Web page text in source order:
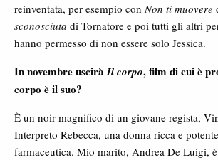
reinventata, per esempio con Non ti muovere
sconosciuta di Tornatore e poi tutti gli altri
hanno permesso di non essere solo Jessica.
In novembre usciràIl corpo, film di cui è
corpo è il suo?
È un noir magnifico di un giovane regista,
Interpreto Rebecca, una donna ricca e
farmaceutica. Mio marito, Andrea De Luigi,